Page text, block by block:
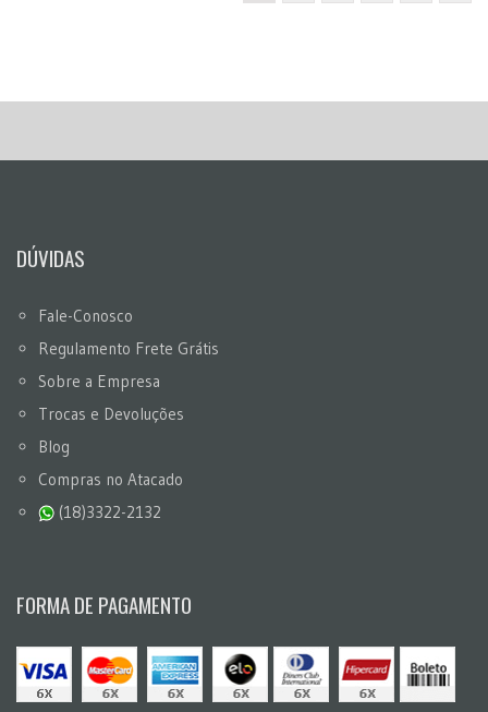
DÚVIDAS
Fale-Conosco
Regulamento Frete Grátis
Sobre a Empresa
Trocas e Devoluções
Blog
Compras no Atacado
(18)3322-2132
FORMA DE PAGAMENTO